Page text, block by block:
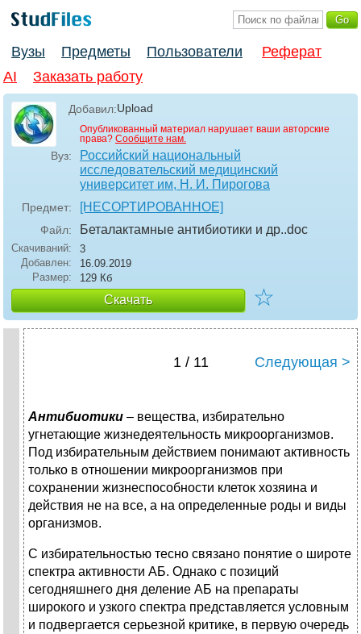
Вузы Предметы Пользователи
Реферат
AI
Заказать работу
Добавил:Upload
Опубликованный материал нарушает ваши авторские
права? Сообщите нам.
Вуз:
Российский национальный
исследовательский медицинский
университет им, Н. И. Пирогова
Предмет: [НЕСОРТИРОВАННОЕ]
Файл: Беталактамные антибиотики и др..doc
Скачиваний:
3
Добавлен:
16.09.2019
Размер:
129 Кб
Скачать ☆
1 / 11 Следующая >
Антибиотики – вещества, избирательно
угнетающие жизнедеятельность микроорганизмов.
Под избирательным действием понимают активность
только в отношении микроорганизмов при
сохранении жизнеспособности клеток хозяина и
действия не на все, а на определенные роды и виды
организмов.
С избирательностью тесно связано понятие о широте
спектра активности АБ. Однако с позиций
сегодняшнего дня деление АБ на препараты
широкого и узкого спектра представляется условным
и подвергается серьезной критике, в первую очередь